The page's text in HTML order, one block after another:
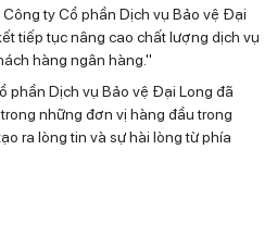
ty Cổ phần Dịch vụ Bảo vệ Đại
tiếp tục nâng cao chất lượng dịch vụ
hàng ngân hàng."
phần Dịch vụ Bảo vệ Đại Long đã
những đơn vị hàng đầu trong
ra lòng tin và sự hài lòng từ phía